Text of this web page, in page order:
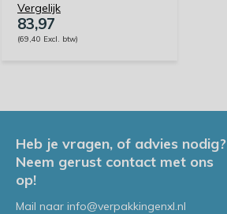
Vergelijk
83,97
(69,40 Excl. btw)
Heb je vragen, of advies nodig?
Neem gerust contact met ons
op!
Mail naar info@verpakkingenxl.nl